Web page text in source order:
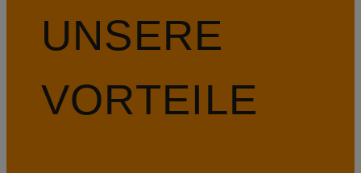
UNSERE
VORTEILE